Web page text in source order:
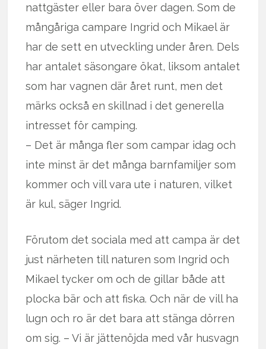
nattgäster eller bara över dagen. Som de
mångåriga campare Ingrid och Mikael är
har de sett en utveckling under åren. Dels
har antalet säsongare ökat, liksom antalet
som har vagnen där året runt, men det
märks också en skillnad i det generella
intresset för camping.
– Det är många fler som campar idag och
inte minst är det många barnfamiljer som
kommer och vill vara ute i naturen, vilket
är kul, säger Ingrid.
Förutom det sociala med att campa är det
just närheten till naturen som Ingrid och
Mikael tycker om och de gillar både att
plocka bär och att fiska. Och när de vill ha
lugn och ro är det bara att stänga dörren
om sig. – Vi är jättenöjda med vår husvagn